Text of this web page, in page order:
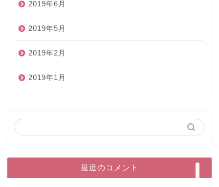
2019年6月
2019年5月
2019年2月
2019年1月
最近のコメント
インク